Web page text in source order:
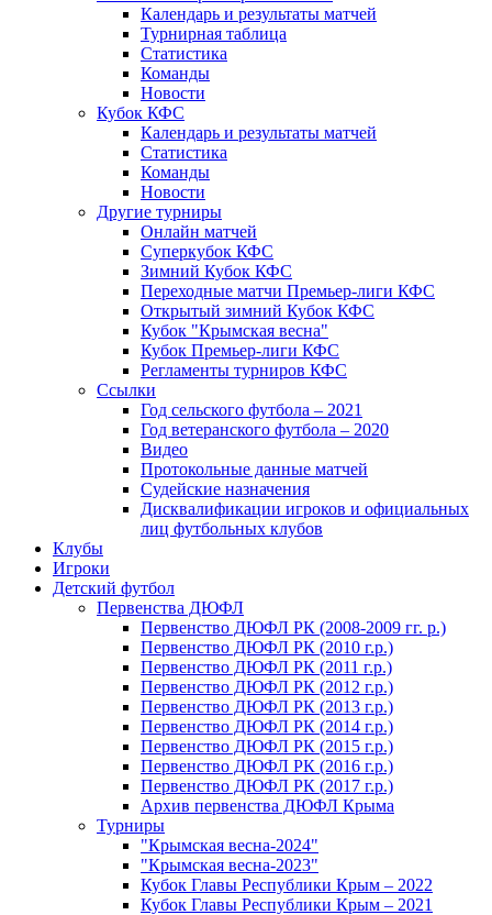
Календарь и результаты матчей
Турнирная таблица
Статистика
Команды
Новости
Кубок КФС
Календарь и результаты матчей
Статистика
Команды
Новости
Другие турниры
Онлайн матчей
Суперкубок КФС
Зимний Кубок КФС
Переходные матчи Премьер-лиги КФС
Открытый зимний Кубок КФС
Кубок "Крымская весна"
Кубок Премьер-лиги КФС
Регламенты турниров КФС
Ссылки
Год сельского футбола – 2021
Год ветеранского футбола – 2020
Видео
Протокольные данные матчей
Судейские назначения
Дисквалификации игроков и официальных
лиц футбольных клубов
Клубы
Игроки
Детский футбол
Первенства ДЮФЛ
Первенство ДЮФЛ РК (2008-2009 гг. р.)
Первенство ДЮФЛ РК (2010 г.р.)
Первенство ДЮФЛ РК (2011 г.р.)
Первенство ДЮФЛ РК (2012 г.р.)
Первенство ДЮФЛ РК (2013 г.р.)
Первенство ДЮФЛ РК (2014 г.р.)
Первенство ДЮФЛ РК (2015 г.р.)
Первенство ДЮФЛ РК (2016 г.р.)
Первенство ДЮФЛ РК (2017 г.р.)
Архив первенства ДЮФЛ Крыма
Турниры
"Крымская весна-2024"
"Крымская весна-2023"
Кубок Главы Республики Крым – 2022
Кубок Главы Республики Крым – 2021